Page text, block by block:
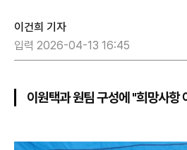
이건희 기자
입력 2026-04-13 16:45
이원택과 원팀 구성에 "희망사항